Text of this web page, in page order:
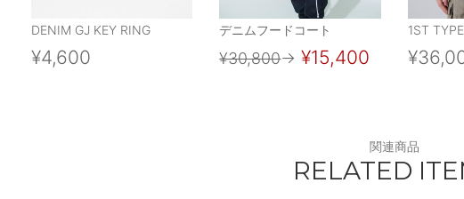
DENIM GJ KEY RING
¥4,600
デニムフードコート
¥30,800→ ¥15,400
1ST
関連商品
RELATED